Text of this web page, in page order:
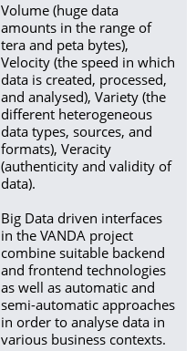
Volume (huge data
amounts in the range of
tera and peta bytes),
Velocity (the speed in which
data is created, processed,
and analysed), Variety (the
different heterogeneous
data types, sources, and
formats), Veracity
(authenticity and validity of
data).
Big Data driven interfaces
in the VANDA project
combine suitable backend
and frontend technologies
as well as automatic and
semi-automatic approaches
in order to analyse data in
various business contexts.